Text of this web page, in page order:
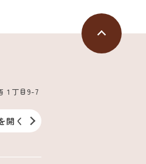
１丁目9-7
開く